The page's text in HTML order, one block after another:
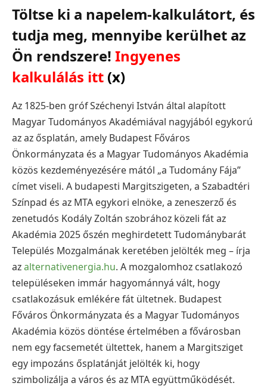
Töltse ki a napelem-kalkulátort, és
tudja meg, mennyibe kerülhet az
Ön rendszere! Ingyenes
kalkulálás itt (x)
Az 1825-ben gróf Széchenyi István által alapított
Magyar Tudományos Akadémiával nagyjából egykorú
az az ősplatán, amely Budapest Főváros
Önkormányzata és a Magyar Tudományos Akadémia
közös kezdeményezésére mától „a Tudomány Fája”
címet viseli. A budapesti Margitszigeten, a Szabadtéri
Színpad és az MTA egykori elnöke, a zeneszerző és
zenetudós Kodály Zoltán szobrához közeli fát az
Akadémia 2025 őszén meghirdetett Tudománybarát
Település Mozgalmának keretében jelölték meg – írja
azalternativenergia.hu. A mozgalomhoz csatlakozó
településeken immár hagyománnyá vált, hogy
csatlakozásuk emlékére fát ültetnek. Budapest
Főváros Önkormányzata és a Magyar Tudományos
Akadémia közös döntése értelmében a fővárosban
nem egy facsemetét ültettek, hanem a Margitsziget
egy impozáns ősplatánját jelölték ki, hogy
szimbolizálja a város és az MTA együttműködését.